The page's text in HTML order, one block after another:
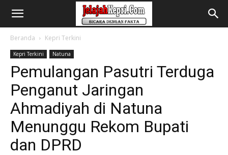
Beranda Kepri Terkini
Kepri Terkini Natuna
Pemulangan Pasutri Terduga
Penganut Jaringan
Ahmadiyah di Natuna
Menunggu Rekom Bupati
dan DPRD